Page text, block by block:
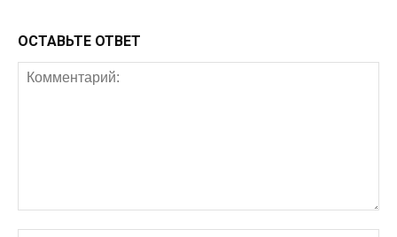
ОСТАВЬТЕ ОТВЕТ